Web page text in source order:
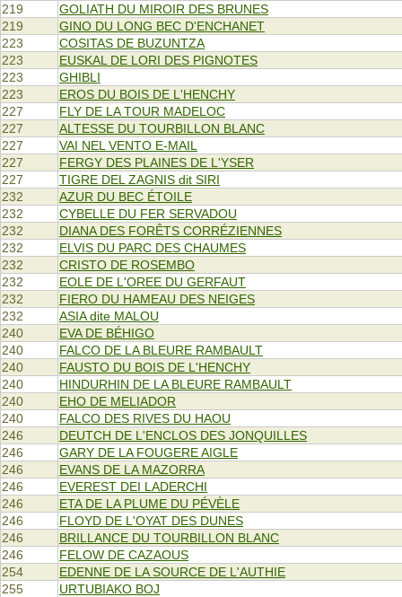
219
GOLIATH DU MIROIR DES BRUNES
219
GINO DU LONG BEC D'ENCHANET
223
COSITAS DE BUZUNTZA
223
EUSKAL DE LORI DES PIGNOTES
223
GHIBLI
223
EROS DU BOIS DE L'HENCHY
227
FLY DE LA TOUR MADELOC
227
ALTESSE DU TOURBILLON BLANC
227
VAI NEL VENTO E-MAIL
227
FERGY DES PLAINES DE L'YSER
227
TIGRE DEL ZAGNIS dit SIRI
232
AZUR DU BEC ÉTOILE
232
CYBELLE DU FER SERVADOU
232
DIANA DES FORÊTS CORRÉZIENNES
232
ELVIS DU PARC DES CHAUMES
232
CRISTO DE ROSEMBO
232
EOLE DE L'OREE DU GERFAUT
232
FIERO DU HAMEAU DES NEIGES
232
ASIA dite MALOU
240
EVA DE BÉHIGO
240
FALCO DE LA BLEURE RAMBAULT
240
FAUSTO DU BOIS DE L'HENCHY
240
HINDURHIN DE LA BLEURE RAMBAULT
240
EHO DE MELIADOR
240
FALCO DES RIVES DU HAOU
246
DEUTCH DE L'ENCLOS DES JONQUILLES
246
GARY DE LA FOUGERE AIGLE
246
EVANS DE LA MAZORRA
246
EVEREST DEI LADERCHI
246
ETA DE LA PLUME DU PÉVÈLE
246
FLOYD DE L'OYAT DES DUNES
246
BRILLANCE DU TOURBILLON BLANC
246
FELOW DE CAZAOUS
254
EDENNE DE LA SOURCE DE L'AUTHIE
255
URTUBIAKO BOJ